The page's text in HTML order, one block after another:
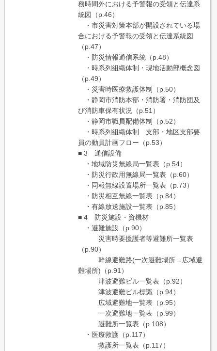
務時間外における予警報の受領と伝達系
統図（p.46）
・市災害対策本部が開設されている場
合における予警報の受領と伝達系統図
（p.47）
・防災情報通信系統（p.48）
・時系列組織体制・現地活動部概念図
（p.49）
・災害時医療救護体制（p.50）
・静岡市消防本部・消防署・消防団及
び消防車保有状況（p.51）
・静岡市職員配備体制（p.52）
・時系列組織体制 支部・地区支部要
員の動員計画フロー（p.53）
■ 3 通信設備
・地域防災無線局一覧表（p.54）
・防災行政用無線局一覧表（p.60）
・同報無線設置場所一覧表（p.73）
・防災相互無線一覧表（p.84）
・有線放送施設一覧表（p.85）
■ 4 防災施設・資機材
・避難施設（p.90）
災害時要援護者等避難所一覧表
（p.90）
幹線避難路(一次避難場所→広域避
難場所)（p.91）
津波避難ビル一覧表（p.92）
津波避難ビル標識（p.94）
広域避難地一覧表（p.95）
一次避難地一覧表（p.99）
避難所一覧表（p.108）
・医療救護（p.117）
救護所一覧表（p.117）